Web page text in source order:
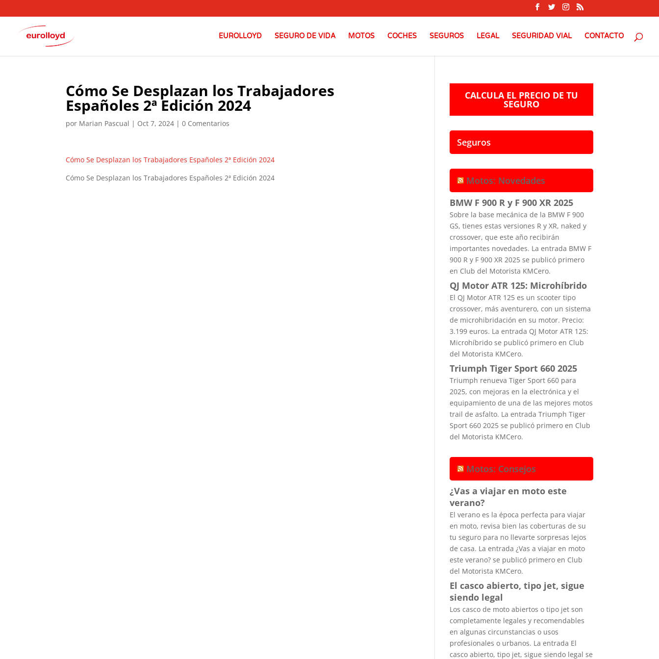
EUROLLOYD SEGURO DE VIDA MOTOS COCHES SEGUROS LEGAL SEGURIDAD VIAL CONTACTO
Cómo Se Desplazan los Trabajadores
Españoles 2ª Edición 2024
por Marian Pascual | Oct 7, 2024 |0 Comentarios
Cómo Se Desplazan los Trabajadores Españoles 2ª Edición 2024
Cómo Se Desplazan los Trabajadores Españoles 2ª Edición 2024
CALCULA EL PRECIO DE TU
SEGURO
Seguros
Motos: Novedades
BMW F 900 R y F 900 XR 2025
Sobre la base mecánica de la BMW F 900
GS, tienes estas versiones R y XR, naked y
crossover, que este año recibirán
importantes novedades. La entrada BMW F
900 R y F 900 XR 2025 se publicó primero
en Club del Motorista KMCero.
QJ Motor ATR 125: Microhíbrido
El QJ Motor ATR 125 es un scooter tipo
crossover, más aventurero, con un sistema
de microhibridación en su motor. Precio:
3.199 euros. La entrada QJ Motor ATR 125:
Microhíbrido se publicó primero en Club
del Motorista KMCero.
Triumph Tiger Sport 660 2025
Triumph renueva Tiger Sport 660 para
2025, con mejoras en la electrónica y el
equipamiento de una de las mejores motos
trail de asfalto. La entrada Triumph Tiger
Sport 660 2025 se publicó primero en Club
del Motorista KMCero.
Motos: Consejos
¿Vas a viajar en moto este
verano?
El verano es la época perfecta para viajar
en moto, revisa bien las coberturas de su
tu seguro para no llevarte sorpresas lejos
de casa. La entrada ¿Vas a viajar en moto
este verano? se publicó primero en Club
del Motorista KMCero.
El casco abierto, tipo jet, sigue
siendo legal
Los casco de moto abiertos o tipo jet son
completamente legales y recomendables
en algunas circunstancias o usos
profesionales o urbanos. La entrada El
casco abierto, tipo jet, sigue siendo legal se